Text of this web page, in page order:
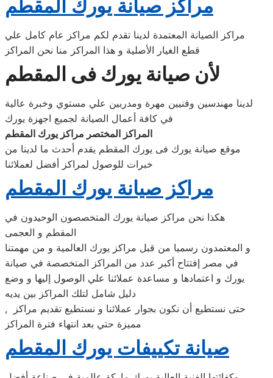
مراكز صيانة يورك المقطم
مراكز الصيانة المعتمدة لدينا تقدم لكم مراكز عام كامل علي
قطع الغيار الأصلية و هذا المراكز منا نحن المراكز
لأن صيانة يورك فى المقطم
لدينا مهندسين وفنيين مهرة ومدربين علي مستوي وخبرة عالية
في كافة أعمال الصيانة لجميع اجهزة يورك
المراكز المختصر مراكز يورك المقطم
موقع صيانة يورك فى يورك المقطم يقدم أحدث ما لدينا من
خبرات للوصول لمراكز أفضل لعملائنا
مراكز صيانة يورك المقطم
هكذا نحن مراكز صيانة يورك المتخصصون الوحيدون في
المقطم و العجمى
و المعتمدون رسميا من قبل مراكز يورك العالمية و من مهمتنا
في مصر إفتتاح أكبر عدد من المراكز المتخصصة في صيانة
يورك و اعتمادها و مساعدة عملائنا علي الوصول إليها و وضع
دليل شامل لتلك المراكز بين يديه
, حتى نستطيع أن نكون بجوار عملائنا و نستطيع تقديم مراكز
مميزة حتي بعد انتهاء فترة المراكز
صيانة تكييفات يورك المقطم